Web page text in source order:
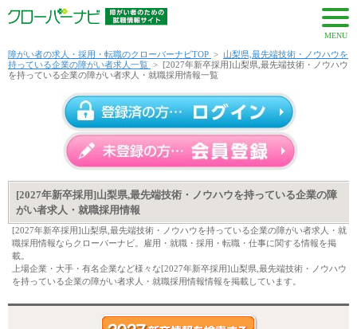
MENU
障がい者の求人・採用・転職のクローバーナビTOP > 山梨県,最先端技術・ノウハウを
持っている企業の障がい者求人一覧 > [2027年新卒採用]山梨県,最先端技術・ノウハウ
を持っている企業の障がい者求人・就職採用情報一覧
[2027年新卒採用]山梨県,最先端技術・ノウハウを持っている企業の障
がい者求人・就職採用情報
[2027年新卒採用]山梨県,最先端技術・ノウハウを持っている企業の障がい者求人・就
職採用情報ならクローバーナビ。雇用・就職・採用・転職・仕事に関する情報を掲
載。
上場企業・大手・有名企業など様々な[2027年新卒採用]山梨県,最先端技術・ノウハウ
を持っている企業の障がい者求人・就職採用情報情報を掲載しています。